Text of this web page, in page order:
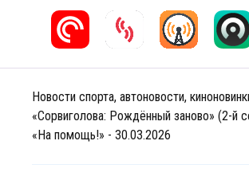
Новости спорта, автоновости,
«Сорвиголова: Рождённый заново» (2-й
«На помощь!» - 30.03.2026